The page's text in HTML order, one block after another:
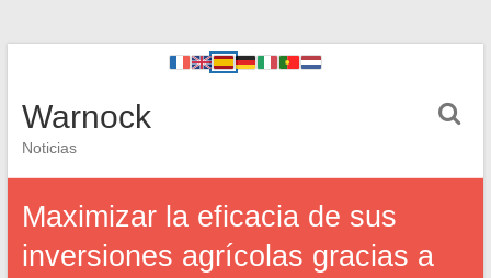
Warnock
Noticias
Maximizar la eficacia de sus
inversiones agrícolas gracias a